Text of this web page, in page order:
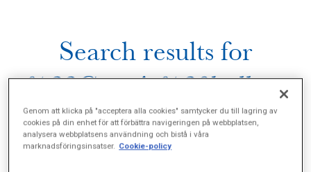
Search results for
%22Gastric%20ballong
%22
Genom att klicka på "acceptera alla cookies" samtycker du till lagring av
cookies på din enhet för att förbättra navigeringen på webbplatsen,
analysera webbplatsens användning och bistå i våra
marknadsföringsinsatser. Cookie-policy